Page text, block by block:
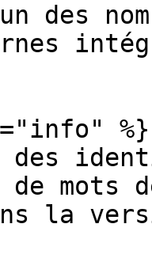
des
%}
mots
la